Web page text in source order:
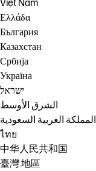
Việt Nam
Ελλάδα
България
Казахстан
Србија
Україна
ישראל
الشرق الأوسط
المملكة العربية السعودية
ไทย
中华人民共和国
臺灣 地區